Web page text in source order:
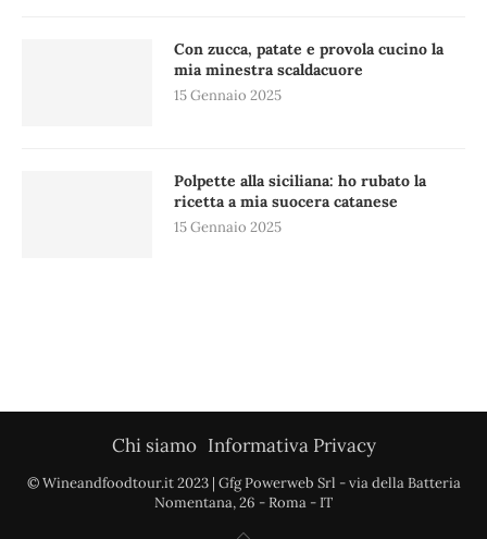
Con zucca, patate e provola cucino la
mia minestra scaldacuore
15 Gennaio 2025
Polpette alla siciliana: ho rubato la
ricetta a mia suocera catanese
15 Gennaio 2025
Chi siamo Informativa Privacy
© Wineandfoodtour.it 2023 | Gfg Powerweb Srl - via della Batteria
Nomentana, 26 - Roma - IT